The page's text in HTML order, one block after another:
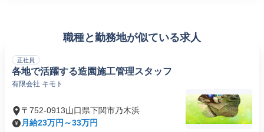
職種と勤務地が似ている求人
正社員
各地で活躍する造園施工管理スタッフ
有限会社 キモト
〒752-0913山口県下関市乃木浜
月給23万円～33万円